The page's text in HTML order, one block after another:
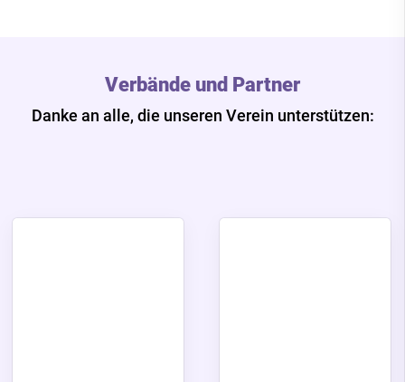
Verbände und Partner
Danke an alle, die unseren Verein unterstützen: